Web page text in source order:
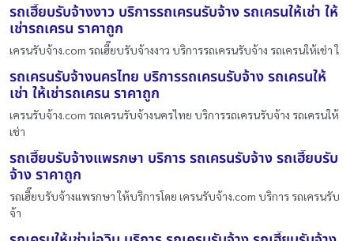
รถเฮี๊ยบรับจ้างงาว บริการรถเครนรับจ้าง รถเครนให้เช่า ให้
เช่ารถเครน ราคาถูก
เครนรับจ้าง.com รถเฮี๊ยบรับจ้างงาว บริการรถเครนรับจ้าง รถเครนให้เช่า ใ
รถเครนรับจ้างนครไทย บริการรถเครนรับจ้าง รถเครนให้
เช่า ให้เช่ารถเครน ราคาถูก
เครนรับจ้าง.com รถเครนรับจ้างนครไทย บริการรถเครนรับจ้าง รถเครนให้
เช่า
รถเฮี๊ยบรับจ้างแพรกษา บริการ รถเครนรับจ้าง รถเฮี๊ยบรับ
จ้าง ราคาถูก
รถเฮี๊ยบรับจ้างแพรกษา ให้บริการโดย เครนรับจ้าง.com บริการ รถเครนรับ
จ้า